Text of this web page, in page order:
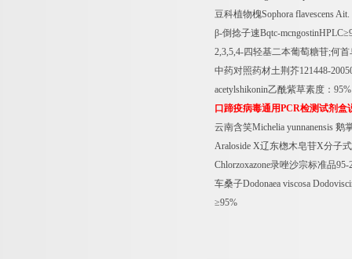
豆科植物槐Sophora flavescens
β-倒捻子速Bqtc-mcngostinHPLC≥
2,3,5,4-四轻基二本葡萄糖苷;何首
中药对照药材土荆芥121448-
acetylshikonin乙酰紫草素度： 95%
口蹄疫病毒通用PCR检测试剂盒
云南含笑Michelia yunnanensis 鹅
Araloside X辽东楤木皂苷X分子式
Chlorzoxazone录唑沙宗标准品95-
车桑子Dodonaea viscosa
≥95%